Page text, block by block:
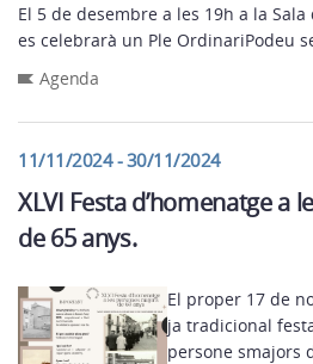
El 5 de desembre a les 19h a la
es celebrarà un Ple OrdinariPodeu
Agenda
11/11/2024 - 30/11/2024
XLVI Festa d’homenatge a
de 65 anys.
El proper 17 de
ja tradicional
persone smajors